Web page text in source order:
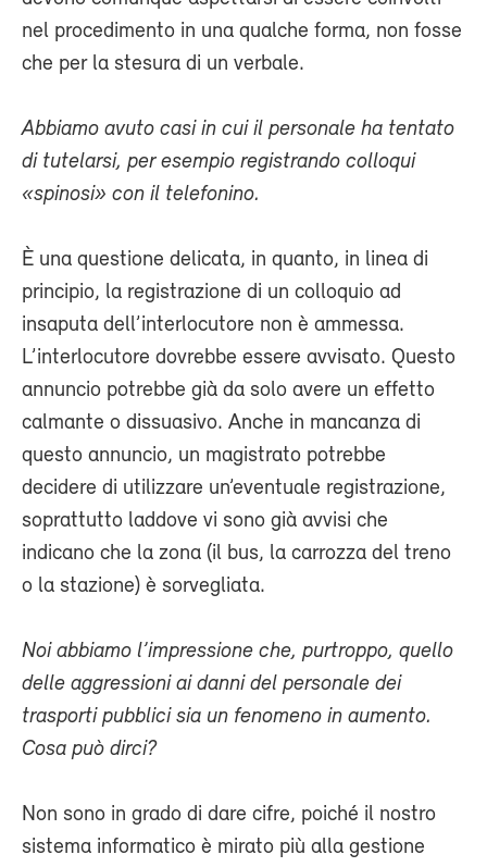
nel procedimento in una qualche forma, non fosse
che per la stesura di un verbale.
Abbiamo avuto casi in cui il personale ha tentato
di tutelarsi, per esempio registrando colloqui
«spinosi» con il telefonino.
È una questione delicata, in quanto, in linea di
principio, la registrazione di un colloquio ad
insaputa dell’interlocutore non è ammessa.
L’interlocutore dovrebbe essere avvisato. Questo
annuncio potrebbe già da solo avere un effetto
calmante o dissuasivo. Anche in mancanza di
questo annuncio, un magistrato potrebbe
decidere di utilizzare un’eventuale registrazione,
soprattutto laddove vi sono già avvisi che
indicano che la zona (il bus, la carrozza del treno
o la stazione) è sorvegliata.
Noi abbiamo l’impressione che, purtroppo, quello
delle aggressioni ai danni del personale dei
trasporti pubblici sia un fenomeno in aumento.
Cosa può dirci?
Non sono in grado di dare cifre, poiché il nostro
sistema informatico è mirato più alla gestione